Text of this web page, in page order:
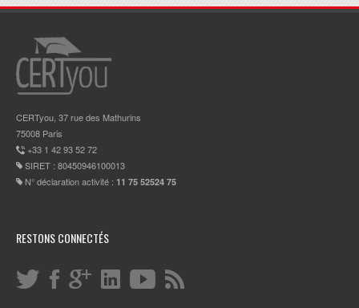
CERTyou, 37 rue des Mathurins
75008 Paris
+33 1 42 93 52 72
SIRET : 80450946100013
N° déclaration activité : 11 75 52524 75
RESTONS CONNECTÉS